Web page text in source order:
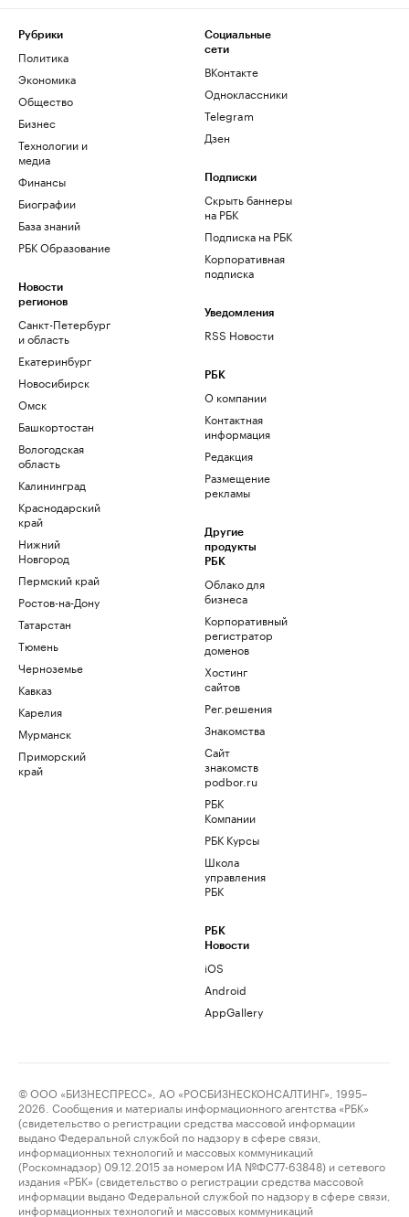
Рубрики
Политика
Экономика
Общество
Бизнес
Технологии и
медиа
Финансы
Биографии
База знаний
РБК Образование
Новости
регионов
Санкт-Петербург
и область
Екатеринбург
Новосибирск
Омск
Башкортостан
Вологодская
область
Калининград
Краснодарский
край
Нижний
Новгород
Пермский край
Ростов-на-Дону
Татарстан
Тюмень
Черноземье
Кавказ
Карелия
Мурманск
Приморский
край
Социальные
сети
ВКонтакте
Одноклассники
Telegram
Дзен
Подписки
Скрыть баннеры
на РБК
Подписка на РБК
Корпоративная
подписка
Уведомления
RSS Новости
РБК
О компании
Контактная
информация
Редакция
Размещение
рекламы
Другие
продукты
РБК
Облако для
бизнеса
Корпоративный
регистратор
доменов
Хостинг
сайтов
Рег.решения
Знакомства
Сайт
знакомств
podbor.ru
РБК
Компании
РБК Курсы
Школа
управления
РБК
РБК
Новости
iOS
Android
AppGallery
© ООО «БИЗНЕСПРЕСС», АО «РОСБИЗНЕСКОНСАЛТИНГ», 1995–
2026. Сообщения и материалы информационного агентства «РБК»
(свидетельство о регистрации средства массовой информации
выдано Федеральной службой по надзору в сфере связи,
информационных технологий и массовых коммуникаций
(Роскомнадзор) 09.12.2015 за номером ИА №ФС77-63848) и сетевого
издания «РБК» (свидетельство о регистрации средства массовой
информации выдано Федеральной службой по надзору в сфере связи,
информационных технологий и массовых коммуникаций